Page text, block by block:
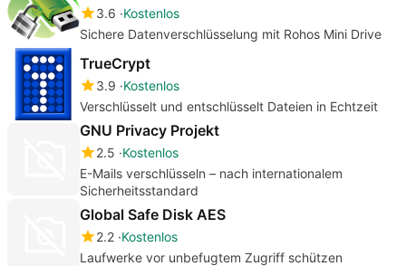
3.6 Kostenlos
Sichere Datenverschlüsselung mit Rohos Mini Drive
TrueCrypt
3.9 Kostenlos
Verschlüsselt und entschlüsselt Dateien in Echtzeit
GNU Privacy Projekt
2.5 Kostenlos
E-Mails verschlüsseln – nach internationalem
Sicherheitsstandard
Global Safe Disk AES
2.2 Kostenlos
Laufwerke vor unbefugtem Zugriff schützen